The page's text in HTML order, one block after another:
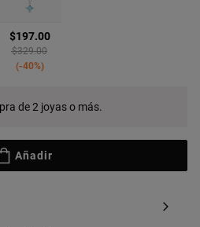
from
$197.00
Price reduced from
$329.00to
-40%
de 2 joyas o más.
Añadir